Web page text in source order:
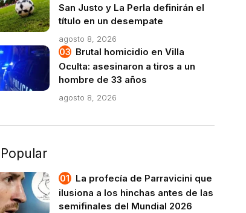
San Justo y La Perla definirán el
título en un desempate
agosto 8, 2026
Brutal homicidio en Villa
Oculta: asesinaron a tiros a un
hombre de 33 años
agosto 8, 2026
Popular
La profecía de Parravicini que
ilusiona a los hinchas antes de las
semifinales del Mundial 2026